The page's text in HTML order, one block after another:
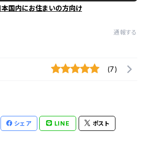
本国内にお住まいの方向け
通報する
(7)
シェア LINE ポスト